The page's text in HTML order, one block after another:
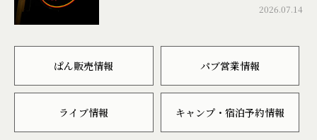
2026.07.14
ぱん販売情報 パブ営業情報
ライブ情報 キャンプ・宿泊予約情報